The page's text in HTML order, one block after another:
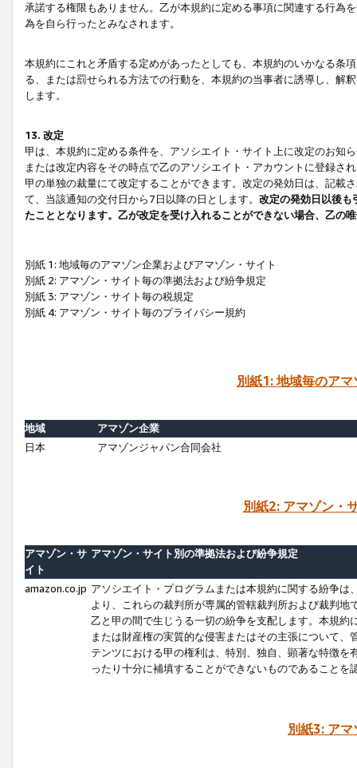
承諾する権限もありません。乙が本規約に定める事項に関連する行為
為を自ら行ったとみなされます。
本規約にこれと矛盾する定めがあったとしても、本規約のいかなる条
る、または罰せられる方法での行動を、本規約の当事者に誘導し、解
します。
13. 改定
甲は、本規約に定める条件を、アソシエイト・サイト上に改定のお知
または改定内容をその時点で乙のアソシエイト・アカウントに登録さ
甲の単独の裁量にて改定することができます。改定の発効日は、記載
て、当該通知の交付日から7日以降の日とします。 改定の発効日以後も
たこととなります。乙が改定を受け入れることができない場合、乙の
別紙 1: 地域毎のアマゾン企業およびアマゾン・サイト
別紙 2: アマゾン・サイト毎の準拠法および紛争規定
別紙 3: アマゾン・サイト毎の税規定
別紙 4: アマゾン・サイト毎のプライバシー規約
別紙1: 地域毎のア
地域
アマゾン企業
日本
アマゾンジャパン合同会社
別紙2: アマゾン・
アマゾン・サ
イト
アマゾン・サイト別の準拠法および紛争規定
amazon.co.jp アソシエイト・プログラムまたは本規約に関する紛争
より、これらの裁判所が専属的管轄裁判所および裁判
乙と甲の間で生じうる一切の紛争を支配します。本規
または財産権の実質的な侵害またはその主張について
テンツにおける甲の権利は、特別、独自、顕著な特徴
ったり十分に補填することができないものであることを
別紙3: ア